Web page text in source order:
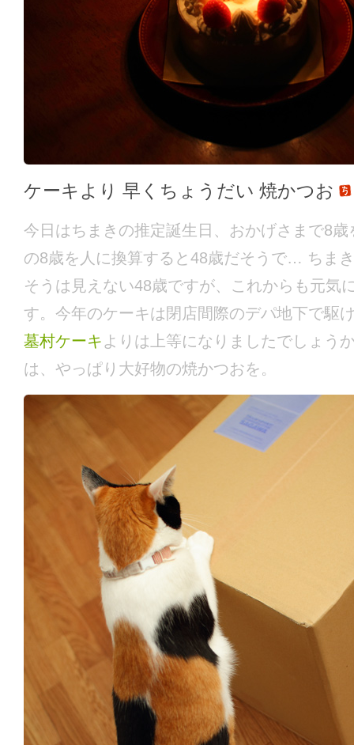
ケーキより 早くちょうだい 焼かつお
今日はちまきの推定誕生日、おかげさまで8
の8歳を人に換算すると48歳だそうで… ちま
そうは見えない48歳ですが、これからも元気
す。今年のケーキは閉店間際のデパ地下で駆
墓村ケーキ よりは上等になりましたでしょう
は、やっぱり大好物の焼かつおを。